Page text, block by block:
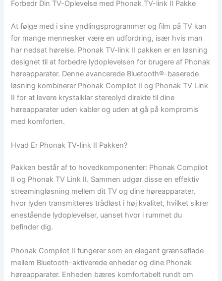
Forbedr Din TV-Oplevelse med Phonak TV-link II Pakke
At følge med i sine yndlingsprogrammer og film på TV kan
for mange mennesker være en udfordring, især hvis man
har nedsat hørelse. Phonak TV-link II pakken er en løsning
designet til at forbedre lydoplevelsen for brugere af Phonak
høreapparater. Denne avancerede Bluetooth®-baserede
løsning kombinerer Phonak Compilot II og Phonak TV Link
II for at levere krystalklar stereolyd direkte til dine
høreapparater uden kabler og uden at gå på kompromis
med komforten.
Hvad Er Phonak TV-link II Pakken?
Pakken består af to hovedkomponenter: Phonak Compilot
II og Phonak TV Link II. Sammen udgør disse en effektiv
streamingløsning mellem dit TV og dine høreapparater,
hvor lyden transmitteres trådløst i høj kvalitet, hvilket sikrer
enestående lydoplevelser, uanset hvor i rummet du
befinder dig.
Phonak Compilot II fungerer som en elegant grænseflade
mellem Bluetooth-aktiverede enheder og dine Phonak
høreapparater. Enheden bæres komfortabelt rundt om